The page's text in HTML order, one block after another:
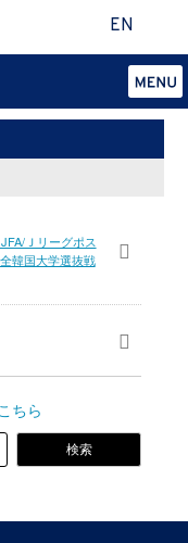
EN
Ｊリーグポス
韓国大学選抜戦
ちら